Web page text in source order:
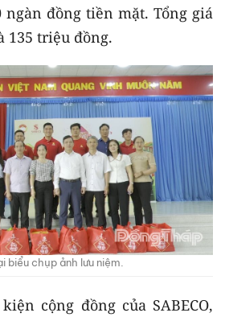
ngàn đồng tiền mặt. Tổng giá
triệu đồng.
biểu chụp ảnh lưu niệm.
cộng đồng của SABECO,